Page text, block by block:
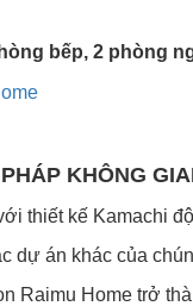
bếp, 2 phòng
KHÔNG
thiết kế Kamachi
dự án khác của
Raimu Home trở